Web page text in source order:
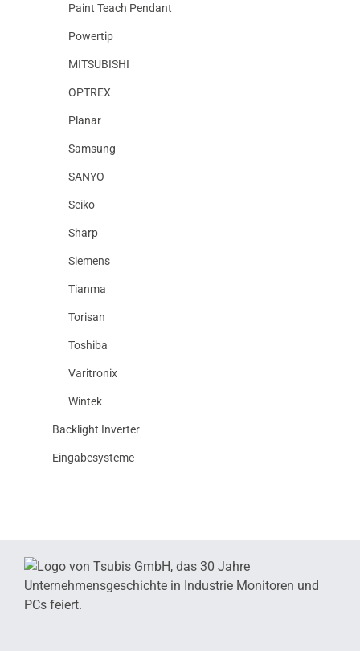
Paint Teach Pendant
Powertip
MITSUBISHI
OPTREX
Planar
Samsung
SANYO
Seiko
Sharp
Siemens
Tianma
Torisan
Toshiba
Varitronix
Wintek
Backlight Inverter
Eingabesysteme